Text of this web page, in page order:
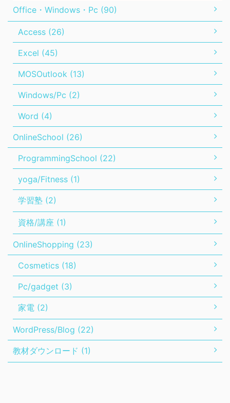
Office・Windows・Pc (90)
Access (26)
Excel (45)
MOSOutlook (13)
Windows/Pc (2)
Word (4)
OnlineSchool (26)
ProgrammingSchool (22)
yoga/Fitness (1)
学習塾 (2)
資格/講座 (1)
OnlineShopping (23)
Cosmetics (18)
Pc/gadget (3)
家電 (2)
WordPress/Blog (22)
教材ダウンロード (1)